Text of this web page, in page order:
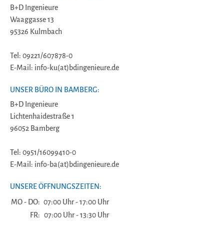
B+D Ingenieure
Waaggasse 13
95326 Kulmbach
Tel: 09221/607878-0
E-Mail: info-ku(at)bdingenieure.de
UNSER BÜRO IN BAMBERG:
B+D Ingenieure
Lichtenhaidestraße 1
96052 Bamberg
Tel: 0951/16099410-0
E-Mail: info-ba(at)bdingenieure.de
UNSERE ÖFFNUNGSZEITEN:
MO - DO: 07:00 Uhr - 17:00 Uhr
FR: 07:00 Uhr - 13:30 Uhr